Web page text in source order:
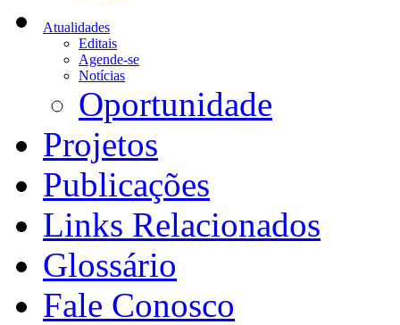
Atualidades
Editais
Agende-se
Notícias
Oportunidade
Projetos
Publicações
Links Relacionados
Glossário
Fale Conosco